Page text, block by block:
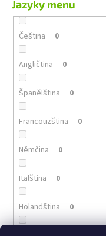
Jazyky menu
Čeština 0
Angličtina 0
Španělština 0
Francouzština 0
Němčina 0
Italština 0
Holandština 0